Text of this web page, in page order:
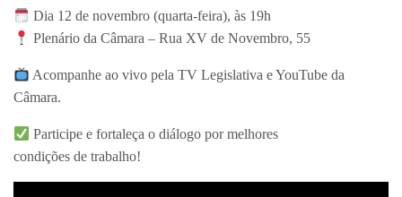
Dia 12 de novembro (quarta-feira), às 19h
Plenário da Câmara – Rua XV de Novembro, 55
Acompanhe ao vivo pela TV Legislativa e YouTube da
Câmara.
Participe e fortaleça o diálogo por melhores
condições de trabalho!